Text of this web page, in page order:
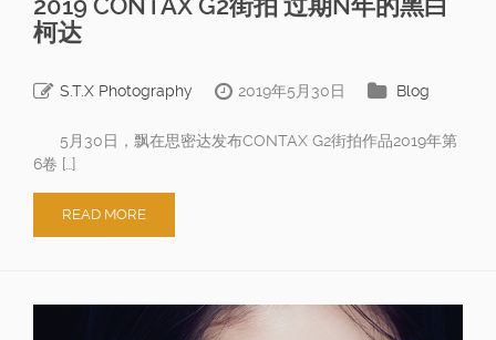
2019 CONTAX G2街拍 过期N年的黑白
柯达
S.T.X Photography 2019年5月30日 Blog
5月30日，飘在思密达发布CONTAX G2街拍作品2019年第
6卷 […]
READ MORE